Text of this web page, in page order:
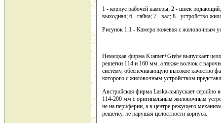
1 - корпус рабочей камеры; 2 - шнек
выходная; 6 - гайка; 7 - вал; 8 - устройство
Рисунок 1.1 - Камера ножевая с жиловочным
Немецкая фирма Kramer+Grebe выпускает
решетки 114 и 160 мм, а также волчок с
систему, обеспечивающую высокое качество
которого с жиловочным устройством
Австрийская фирма Laska-выпускает
114-200 мм с оригинальным жиловочным
не на периферии, а в центре режущего
решетку, не нарушая целостности корпуса.